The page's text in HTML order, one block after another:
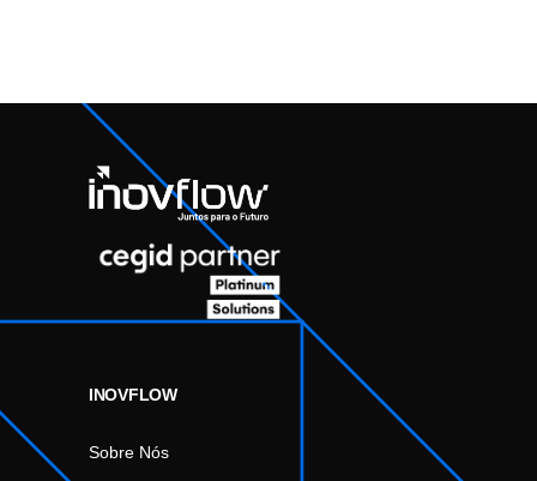
INOVFLOW
Sobre Nós